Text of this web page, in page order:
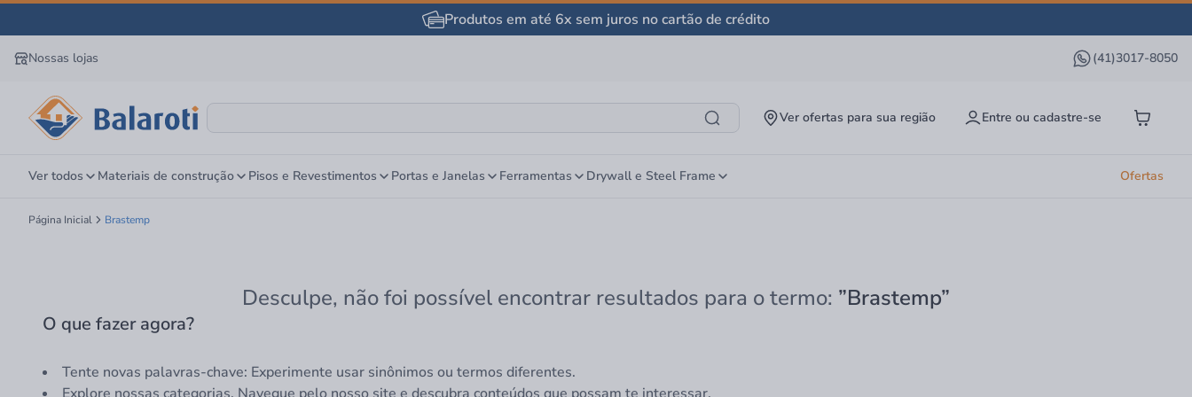
Produtos em até 6x sem juros no cartão de crédito
Nossas lojas (41)3017-8050
Ver ofertas para sua região Entre ou cadastre-se
Ver todos Materiais de construção Pisos e Revestimentos Portas e Janelas Ferramentas Drywall e Steel Frame Ofertas
Página Inicial Brastemp
Desculpe, não foi possível encontrar resultados para o termo: ”Brastemp”
O que fazer agora?
Tente novas palavras-chave: Experimente usar sinônimos ou termos diferentes.